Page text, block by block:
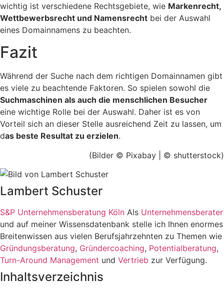
wichtig ist verschiedene Rechtsgebiete, wie Markenrecht,
Wettbewerbsrecht und Namensrecht bei der Auswahl
eines Domainnamens zu beachten.
Fazit
Während der Suche nach dem richtigen Domainnamen gibt
es viele zu beachtende Faktoren. So spielen sowohl die
Suchmaschinen als auch die menschlichen Besucher
eine wichtige Rolle bei der Auswahl. Daher ist es von
Vorteil sich an dieser Stelle ausreichend Zeit zu lassen, um
das beste Resultat zu erzielen.
(Bilder © Pixabay | © shutterstock)
Lambert Schuster
S&P Unternehmensberatung Köln Als Unternehmensberater
und auf meiner Wissensdatenbank stelle ich Ihnen enormes
Breitenwissen aus vielen Berufsjahrzehnten zu Themen wie
Gründungsberatung, Gründercoaching, Potentialberatung,
Turn-Around Management und Vertrieb zur Verfügung.
Inhaltsverzeichnis